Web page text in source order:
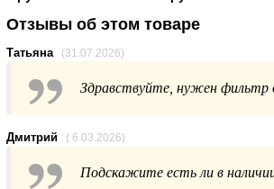
Отзывы об этом товаре
Татьяна (31.07.2026)
Здравствуйте, нужен фильтр
Дмитрий ( 6.03.2026)
Подскажите есть ли в